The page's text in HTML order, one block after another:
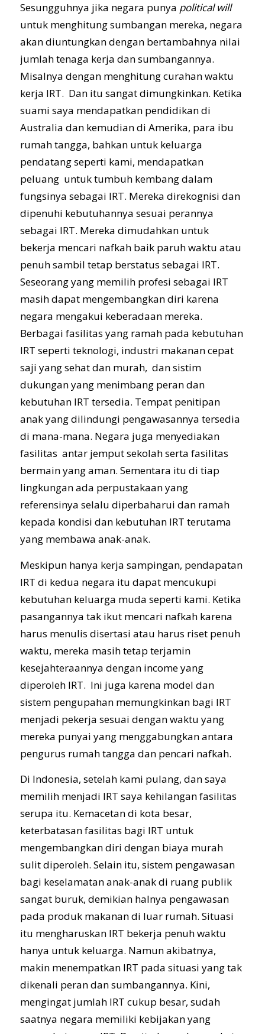
Sesungguhnya jika negara punya political will
untuk menghitung sumbangan mereka, negara
akan diuntungkan dengan bertambahnya nilai
jumlah tenaga kerja dan sumbangannya.
Misalnya dengan menghitung curahan waktu
kerja IRT. Dan itu sangat dimungkinkan. Ketika
suami saya mendapatkan pendidikan di
Australia dan kemudian di Amerika, para ibu
rumah tangga, bahkan untuk keluarga
pendatang seperti kami, mendapatkan
peluang untuk tumbuh kembang dalam
fungsinya sebagai IRT. Mereka direkognisi dan
dipenuhi kebutuhannya sesuai perannya
sebagai IRT. Mereka dimudahkan untuk
bekerja mencari nafkah baik paruh waktu atau
penuh sambil tetap berstatus sebagai IRT.
Seseorang yang memilih profesi sebagai IRT
masih dapat mengembangkan diri karena
negara mengakui keberadaan mereka.
Berbagai fasilitas yang ramah pada kebutuhan
IRT seperti teknologi, industri makanan cepat
saji yang sehat dan murah, dan sistim
dukungan yang menimbang peran dan
kebutuhan IRT tersedia. Tempat penitipan
anak yang dilindungi pengawasannya tersedia
di mana-mana. Negara juga menyediakan
fasilitas antar jemput sekolah serta fasilitas
bermain yang aman. Sementara itu di tiap
lingkungan ada perpustakaan yang
referensinya selalu diperbaharui dan ramah
kepada kondisi dan kebutuhan IRT terutama
yang membawa anak-anak.
Meskipun hanya kerja sampingan, pendapatan
IRT di kedua negara itu dapat mencukupi
kebutuhan keluarga muda seperti kami. Ketika
pasangannya tak ikut mencari nafkah karena
harus menulis disertasi atau harus riset penuh
waktu, mereka masih tetap terjamin
kesejahteraannya dengan income yang
diperoleh IRT. Ini juga karena model dan
sistem pengupahan memungkinkan bagi IRT
menjadi pekerja sesuai dengan waktu yang
mereka punyai yang menggabungkan antara
pengurus rumah tangga dan pencari nafkah.
Di Indonesia, setelah kami pulang, dan saya
memilih menjadi IRT saya kehilangan fasilitas
serupa itu. Kemacetan di kota besar,
keterbatasan fasilitas bagi IRT untuk
mengembangkan diri dengan biaya murah
sulit diperoleh. Selain itu, sistem pengawasan
bagi keselamatan anak-anak di ruang publik
sangat buruk, demikian halnya pengawasan
pada produk makanan di luar rumah. Situasi
itu mengharuskan IRT bekerja penuh waktu
hanya untuk keluarga. Namun akibatnya,
makin menempatkan IRT pada situasi yang tak
dikenali peran dan sumbangannya. Kini,
mengingat jumlah IRT cukup besar, sudah
saatnya negara memiliki kebijakan yang